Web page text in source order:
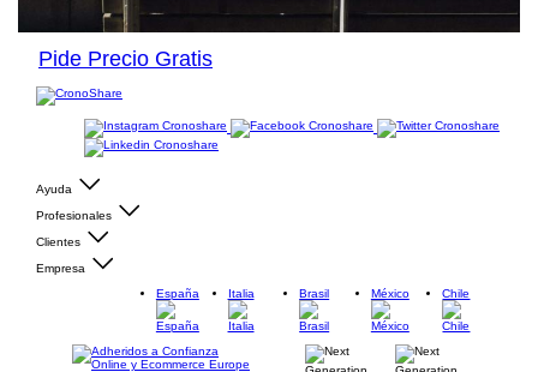
Pide Precio Gratis
Ayuda
Profesionales
Clientes
Empresa
España
Italia Brasil México Chile